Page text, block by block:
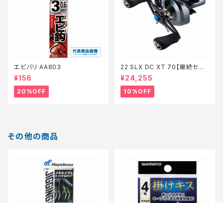
エビバリ AA803
¥156
20%OFF
22 SLX DC XT 70【継続セー
ル_リール】【10】
¥24,255
10%OFF
その他の商品